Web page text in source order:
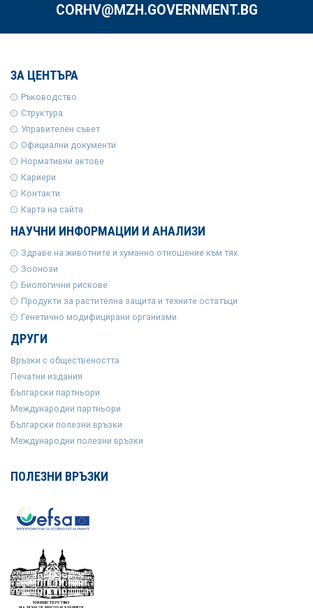
CORHV@MZH.GOVERNMENT.BG
ЗА ЦЕНТЪРА
Ръководство
Структура
Управителен съвет
Официални документи
Нормативни актове
Кариери
Контакти
Карта на сайта
НАУЧНИ ИНФОРМАЦИИ И АНАЛИЗИ
Здраве на животните и хуманно отношение към тях
Зоонози
Биологични рискове
Продукти за растителна защита и техните остатъци
Генетично модифицирани организми
ДРУГИ
Връзки с обществеността
Печатни издания
Български партньори
Международни партньори
Български полезни връзки
Международни полезни връзки
ПОЛЕЗНИ ВРЪЗКИ